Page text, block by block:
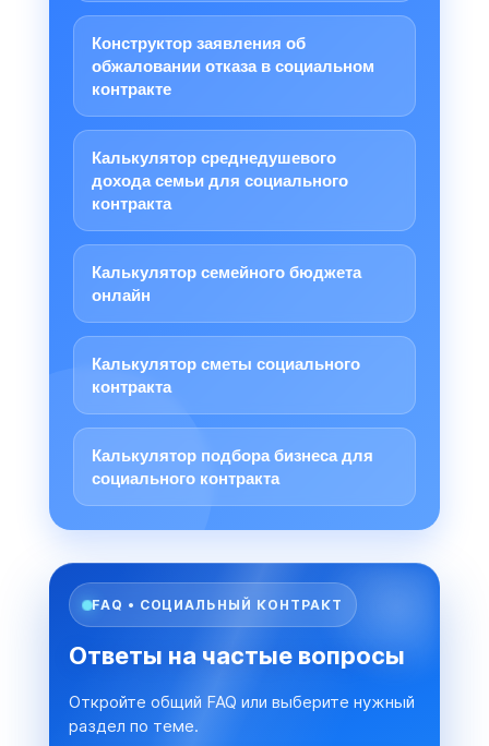
Конструктор заявления об
обжаловании отказа в социальном
контракте
Калькулятор среднедушевого
дохода семьи для социального
контракта
Калькулятор семейного бюджета
онлайн
Калькулятор сметы социального
контракта
Калькулятор подбора бизнеса для
социального контракта
FAQ • СОЦИАЛЬНЫЙ КОНТРАКТ
Ответы на частые вопросы
Откройте общий FAQ или выберите нужный
раздел по теме.